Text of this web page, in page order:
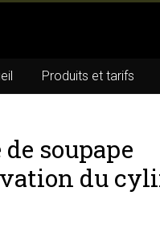
Produits et tarifs
soupape
du